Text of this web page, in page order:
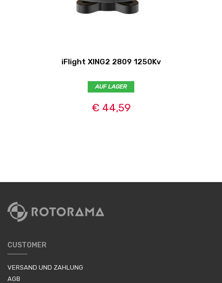
iFlight XING2 2809 1250Kv
AUF LAGER
€ 44,59
CUSTOMER
VERSAND UND ZAHLUNG
AGB